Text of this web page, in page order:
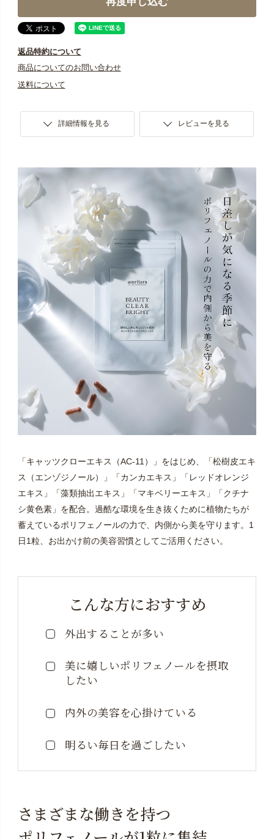
ただき、お体に合うかなどお試しいただいた上でお申
し込みください。
※解約のご連絡がない場合、5回目以降も継続してお届け
いたします。
※お一人様最大3袋までお申し込みいただけますが、初回
す。
該当月の解約は承っておりませんので、未決済分のみ
指定口座へご入金いただいております。予めご了承く
※システム上、定期便商品と通常商品を一緒にご購入い
ただくことや、一緒にお届けすることができません。
予めご了承ください。
※商品はポスト投函の「メール便」でのお届けになりま
す。ポスト投函口が小さい場合、対面にてお渡しにな
りますので、ご不在時には「不在通知」より直接配送
会社へ再配達をご依頼ください。お申し込みステップ
でご指定いただく「お届け日」は、当社からの「出荷
日の目安」となりご到着日ではございません。お届け
目安は1～３日ですが多少前後する場合もございます。
「出荷日」が休日にあたる場合や、連休等で込み合う
時期等に、余裕を持って早めに出荷する場合もござい
ます。また交通事情により多少遅れる場合がございま
「時間指定枠」は、定期便ではご利用いただけませ
ん。予めご了承ください。
※5回目以降のお休み（スキップ）・解約・出荷日・数量
の変更に関するご相談は、マイページ・お電話・お問
い合わせフォームにて承ります。直近のご配送分をお
きません。
※定期便お申し込み時に登録住所以外をお届け先にご設
め、「お問い合わせフォーム」より、住所変更をご依
頼ください。
ントをお付けしておりますが、システムの都合上、ポ
なります。
返品特約について
商品についてのお問い合わせ
送料について
詳細情報を見る レビューを見る
「キャッツクローエキス（AC-11）」をはじめ、「松樹皮エキ
ス（エンゾジノール）」「カンカエキス」「レッドオレンジ
エキス」「藻類抽出エキス」「マキベリーエキス」「クチナ
シ黄色素」を配合。過酷な環境を生き抜くために植物たちが
蓄えているポリフェノールの力で、内側から美を守ります。1
日1粒、お出かけ前の美容習慣としてご活用ください。
こんな方におすすめ
外出することが多い
美に嬉しいポリフェノールを摂取
したい
内外の美容を心掛けている
明るい毎日を過ごしたい
さまざまな働きを持つ